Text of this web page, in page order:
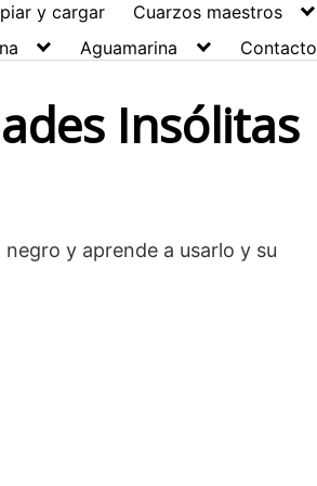
y cargar
Cuarzos maestros
Aguamarina Contacto
Insólitas
y aprende a usarlo y su